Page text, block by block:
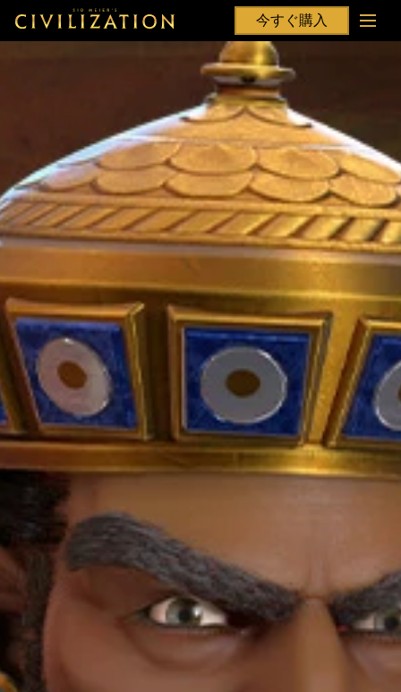
今すぐ購入